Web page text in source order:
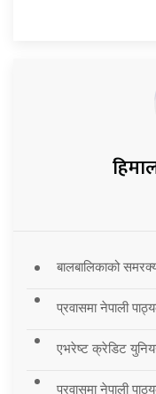
बालबालिकाको
प्रवासमा नेपाली
एभरेष्ट क्रेडिट
प्रवासमा नेपाली